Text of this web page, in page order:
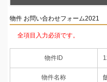
物件 お問い合わせフォーム2021
全項目入力必須です。
物件ID
物件名称